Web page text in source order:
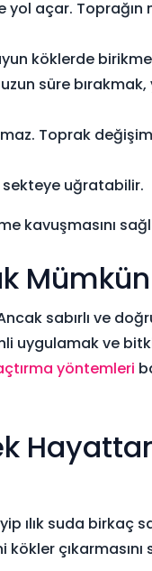
yol açar.
köklerde
süre
Toprak
sekteye uğratabilir.
kavuşmasını
sabırlı ve
uygulamak ve
yöntemleri
ılık suda birkaç